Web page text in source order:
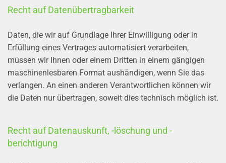
Recht auf Datenübertragbarkeit
Daten, die wir auf Grundlage Ihrer Einwilligung oder in
Erfüllung eines Vertrages automatisiert verarbeiten,
müssen wir Ihnen oder einem Dritten in einem gängigen
maschinenlesbaren Format aushändigen, wenn Sie das
verlangen. An einen anderen Verantwortlichen können wir
die Daten nur übertragen, soweit dies technisch möglich ist.
Recht auf Datenauskunft, -löschung und -
berichtigung